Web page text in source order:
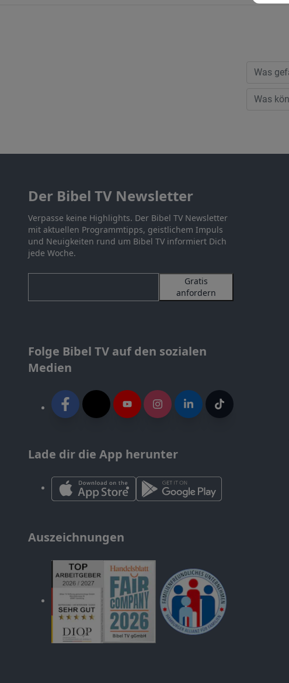
Der Bibel TV Newsletter
Verpasse keine Highlights. Der Bibel TV Newsletter
mit aktuellen Programmtipps, geistlichem Impuls
und Neuigkeiten rund um Bibel TV informiert Dich
jede Woche.
Gratis
anfordern
Folge Bibel TV auf den sozialen
Medien
Lade dir die App herunter
Auszeichnungen